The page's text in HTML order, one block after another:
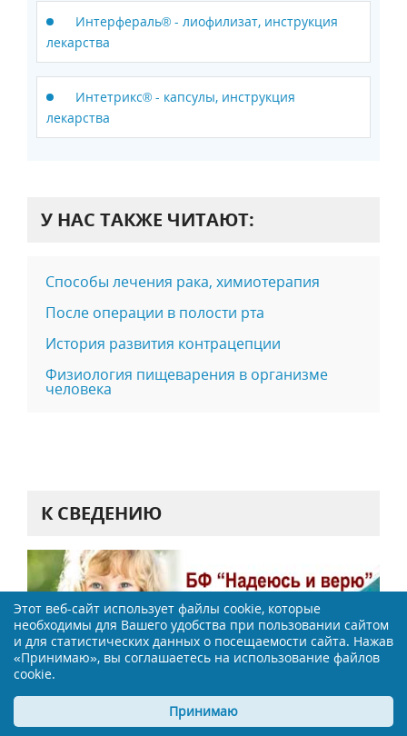
Интерфераль® - лиофилизат, инструкция
лекарства
Интетрикс® - капсулы, инструкция
лекарства
У НАС ТАКЖЕ ЧИТАЮТ:
Способы лечения рака, химиотерапия
После операции в полости рта
История развития контрацепции
Физиология пищеварения в организме
человека
К СВЕДЕНИЮ
Этот веб-сайт использует файлы cookie, которые
необходимы для Вашего удобства при пользовании сайтом
и для статистических данных о посещаемости сайта. Нажав
«Принимаю», вы соглашаетесь на использование файлов
cookie.
Принимаю